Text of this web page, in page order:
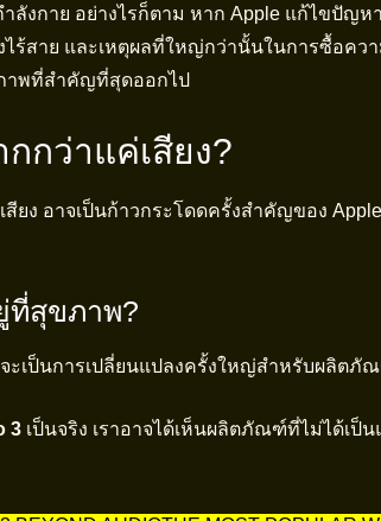
งกาย อย่างไรก็ตาม หาก Apple แก้ไขปัญห
ร้สาย และเหตุผลที่ใหญ่กว่านั้นในการซื้อคว
าพที่สำคัญที่สุดออกไป
กว่าแค่เสียง?
สียง อาจเป็นก้าวกระโดดครั้งสำคัญของ
ที่สุขภาพ?
จะเป็นการเปลี่ยนแปลงครั้งใหญ่สำหรับผลิตภั
3 เป็นจริง เราอาจได้เห็นผลิตภัณฑ์ที่ไม่ได้เป็